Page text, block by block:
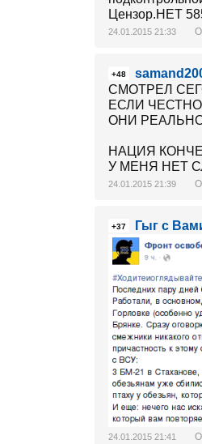
24.01.2015 21:33
+48
СМОТРЕЛ
ЕСЛИ
ОНИ
НАЦИЯ
У МЕНЯ НЕТ
24.01.2015 21:39
+37 Гыг с
24.01.2015 21:41